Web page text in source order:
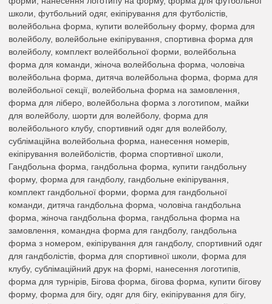
школи, футбольний одяг, екіпірування для футболістів,
волейбольна форма, купити волейбольну форму, форма для
волейболу, волейбольне екіпірування, спортивна форма для
волейболу, комплект волейбольної форми, волейбольна
форма для команди, жіноча волейбольна форма, чоловіча
волейбольна форма, дитяча волейбольна форма, форма для
волейбольної секції, волейбольна форма на замовлення,
форма для ліберо, волейбольна форма з логотипом, майки
для волейболу, шорти для волейболу, форма для
волейбольного клубу, спортивний одяг для волейболу,
сублімаційна волейбольна форма, нанесення номерів,
екіпірування волейболістів, форма спортивної школи,
Гандбольна форма, гандбольна форма, купити гандбольну
форму, форма для гандболу, гандбольне екіпірування,
комплект гандбольної форми, форма для гандбольної
команди, дитяча гандбольна форма, чоловіча гандбольна
форма, жіноча гандбольна форма, гандбольна форма на
замовлення, командна форма для гандболу, гандбольна
форма з номером, екіпірування для гандболу, спортивний одяг
для гандболістів, форма для спортивної школи, форма для
клубу, сублімаційний друк на формі, нанесення логотипів,
форма для турнірів, Бігова форма, бігова форма, купити бігову
форму, форма для бігу, одяг для бігу, екіпірування для бігу,